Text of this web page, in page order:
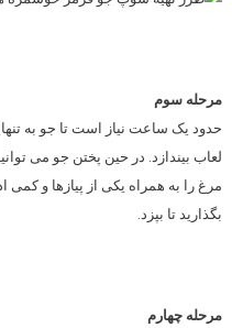
مرحله سوم
حدود یک ساعت نیاز است تا جو به
لعاب بیندازد. در حین پختن جو می
مرغ را به همراه یکی از پیازها و
بگذارید تا بپزد.
مرحله چهارم